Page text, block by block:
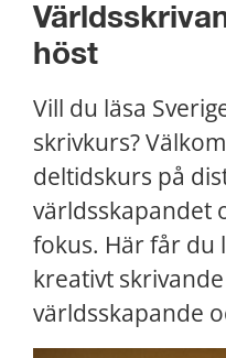
höst
Vill du läsa
skrivkurs?
deltidskurs på
världsskapandet
fokus. Här får du
kreativt
världsskapande